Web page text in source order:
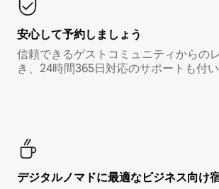
安心して予約しましょう
信頼できるゲストコミュニティからの
き、24時間365日対応のサポートも付い
デジタルノマド⁠に最⁠適⁠なビ⁠ジ⁠ネ⁠ス⁠向⁠け